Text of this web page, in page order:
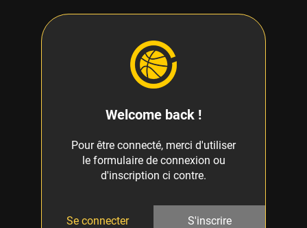
Welcome back !
Pour être connecté, merci d'utiliser
le formulaire de connexion ou
d'inscription ci contre.
Se connecter S'inscrire